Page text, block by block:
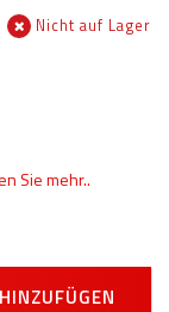
Nicht auf Lager
Sie mehr..